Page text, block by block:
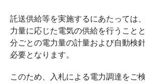
託送供給等を実施するにあたっては
力量に応じた電気の供給を行うこと
分ごとの電力量の計量および自動検
必要となります。
このため、入札による電力調達をご